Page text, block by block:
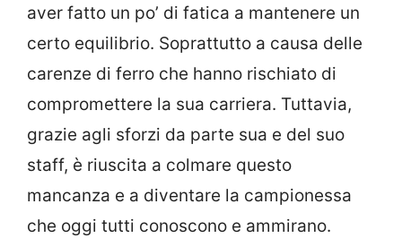
aver fatto un po’ di fatica a mantenere un
certo equilibrio. Soprattutto a causa delle
carenze di ferro che hanno rischiato di
compromettere la sua carriera. Tuttavia,
grazie agli sforzi da parte sua e del suo
staff, è riuscita a colmare questo
mancanza e a diventare la campionessa
che oggi tutti conoscono e ammirano.